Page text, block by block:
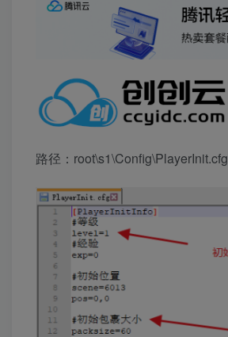
路径：root\s1\Config\PlayerInit.cfg